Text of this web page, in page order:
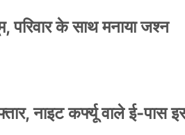
परिवार के साथ मनाया जश्न
नाइट कर्फ्यू वाले ई-पास